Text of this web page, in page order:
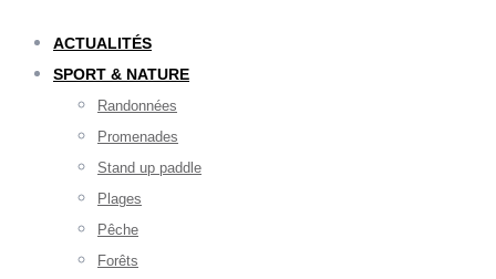
ACTUALITÉS
SPORT & NATURE
Randonnées
Promenades
Stand up paddle
Plages
Pêche
Forêts